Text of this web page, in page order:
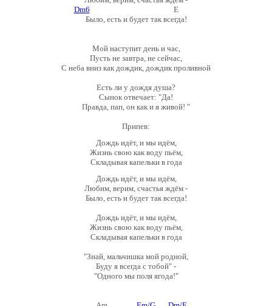
Dm6 E
Было, есть и будет так всегда!
Мой наступит день и час,
Пусть не завтра, не сейчас,
С неба вниз как дождик, дождик проливной
Есть ли у дождя душа?
Сынок отвечает: "Да!
Правда, пап, он как и я живой! "
Припев:
Дождь идёт, и мы идём,
Жизнь свою как воду пьём,
Складывая капельки в года
Дождь идёт, и мы идём,
Любим, верим, счастья ждём -
Было, есть и будет так всегда!
Дождь идёт, и мы идём,
Жизнь свою как воду пьём,
Складывая капельки в года
"Знай, мальчишка мой родной,
Буду я всегда с тобой" -
"Одного мы поля ягода!"